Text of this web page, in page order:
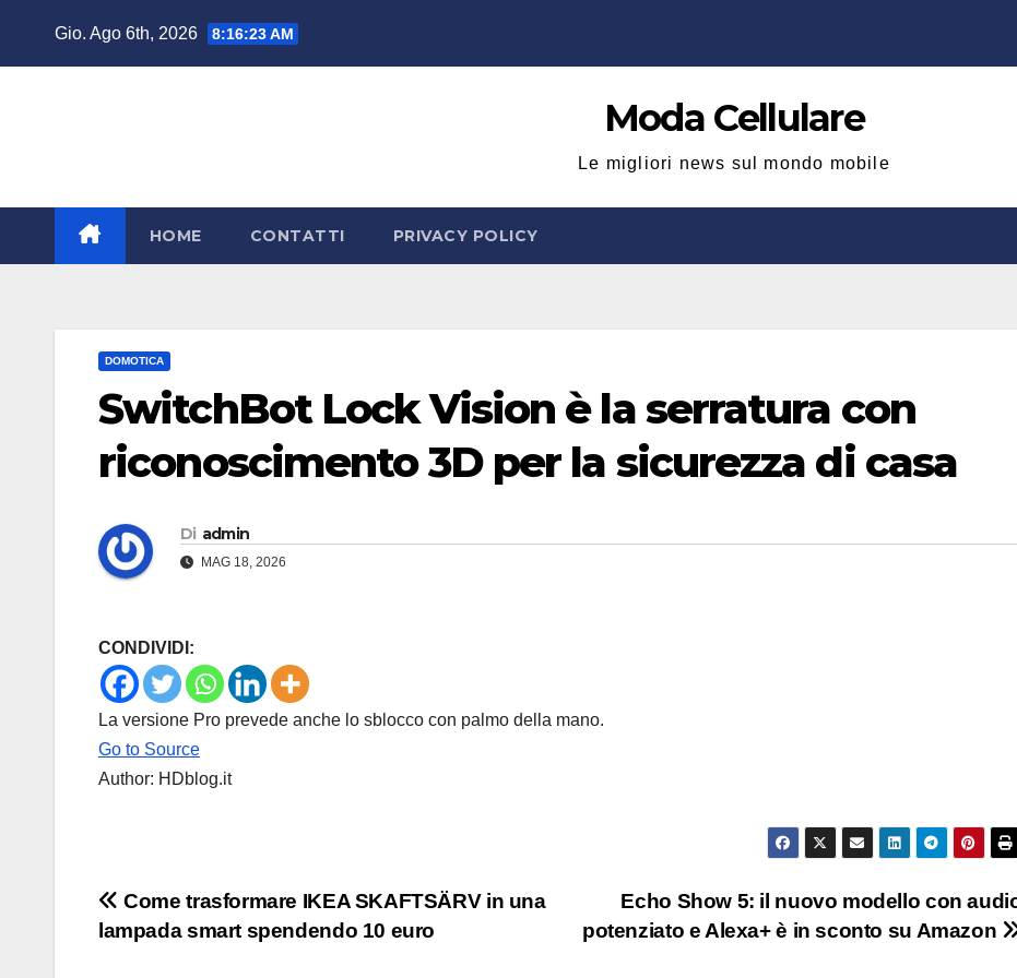
Gio. Ago 6th, 2026 8:16:23 AM
Moda Cellulare
Le migliori news sul mondo mobile
HOME CONTATTI PRIVACY POLICY
DOMOTICA
SwitchBot Lock Vision è la serratura con
riconoscimento 3D per la sicurezza di casa
Di admin
MAG 18, 2026
CONDIVIDI:
La versione Pro prevede anche lo sblocco con palmo della mano.
Go to Source
Author: HDblog.it
Navigazione
articoli
Echo Show 5: il nuovo modello con
potenziato e Alexa+ è in sconto su Amazon
Come trasformare IKEA SKAFTSÄRV in una
lampada smart spendendo 10 euro